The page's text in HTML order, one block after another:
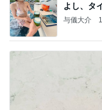
よし、タ
与儀大介